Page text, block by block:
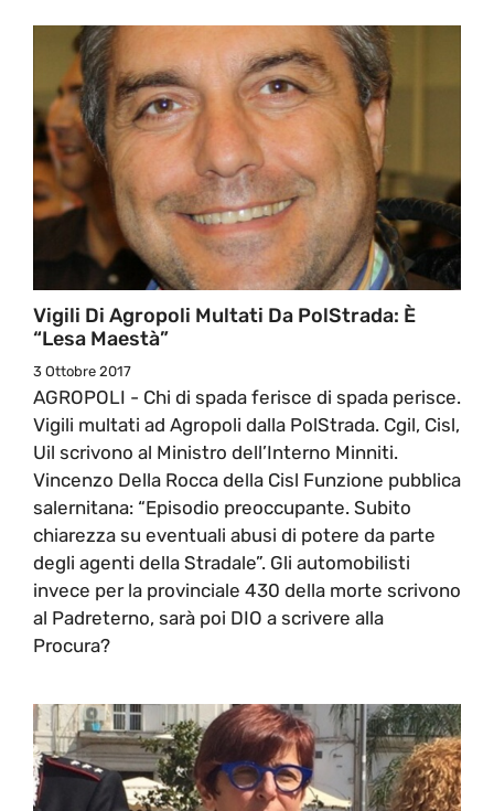
Vigili Di Agropoli Multati Da PolStrada: È
“lesa Maestà”
3 Ottobre 2017
AGROPOLI - Chi di spada ferisce di spada perisce.
Vigili multati ad Agropoli dalla PolStrada. Cgil, Cisl,
Uil scrivono al Ministro dell’Interno Minniti.
Vincenzo Della Rocca della Cisl Funzione pubblica
salernitana: “Episodio preoccupante. Subito
chiarezza su eventuali abusi di potere da parte
degli agenti della Stradale”. Gli automobilisti
invece per la provinciale 430 della morte scrivono
al Padreterno, sarà poi DIO a scrivere alla
Procura?